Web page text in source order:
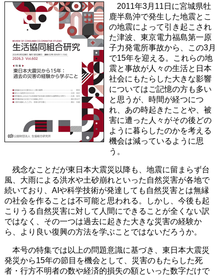
2011年3月11日に宮城県牡
鹿半島沖で発生した地震とこ
の地震によって引き起こされ
た津波、東京電力福島第一原
子力発電所事故から、この3月
で15年を迎える。これらの地
震と事故が人々の生活と日本
社会にもたらした大きな影響
についてはご記憶の方も多い
と思うが、時間が経つにつ
れ、あの時起きたことや、被
害に遭った人々がその後どの
ように暮らしたのかを考える
機会は減っているように思
う。
残念なことだが東日本大震災以降も、地震に留まらず台
風、大雨による洪水や土砂崩れといった自然災害が各地で
続いており、AIや科学技術が発達しても自然災害とは無縁
の社会を作ることは不可能と思われる。しかし、今後も起
こりうる自然災害に対して人間にできることが全くない訳
ではなく、その一つは過去に起きた大きな災害の経験か
ら、より良い復興の方法を学ぶことではないだろうか。
本号の特集では以上の問題意識に基づき、東日本大震災
発災から15年の節目を機会として、災害のもたらした死
者・行方不明者の数や経済的損失の額といった数字だけで